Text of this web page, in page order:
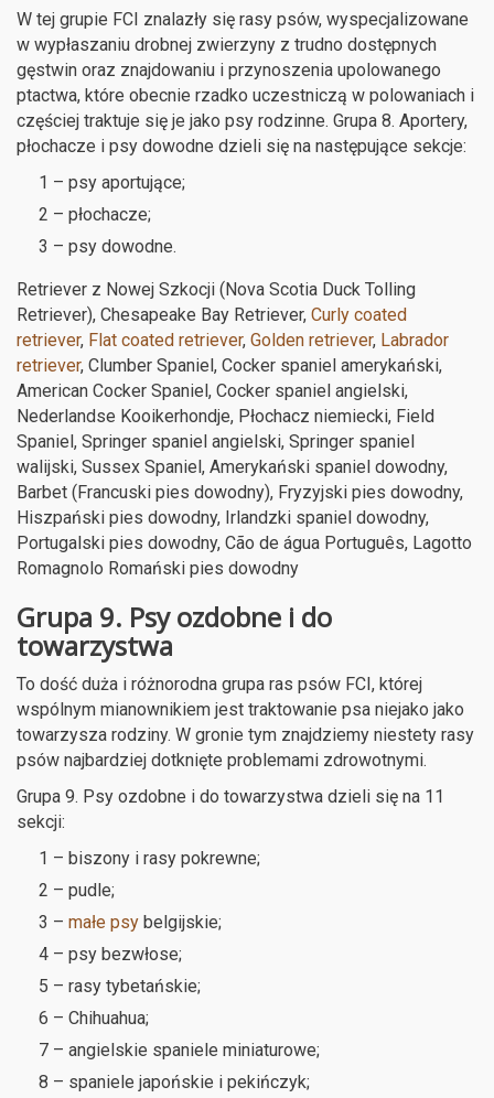
W tej grupie FCI znalazły się rasy psów, wyspecjalizowane
w wypłaszaniu drobnej zwierzyny z trudno dostępnych
gęstwin oraz znajdowaniu i przynoszenia upolowanego
ptactwa, które obecnie rzadko uczestniczą w polowaniach i
częściej traktuje się je jako psy rodzinne. Grupa 8. Aportery,
płochacze i psy dowodne dzieli się na następujące sekcje:
1 – psy aportujące;
2 – płochacze;
3 – psy dowodne.
Retriever z Nowej Szkocji (Nova Scotia Duck Tolling
Retriever), Chesapeake Bay Retriever, Curly coated
retriever, Flat coated retriever, Golden retriever, Labrador
retriever, Clumber Spaniel, Cocker spaniel amerykański,
American Cocker Spaniel, Cocker spaniel angielski,
Nederlandse Kooikerhondje, Płochacz niemiecki, Field
Spaniel, Springer spaniel angielski, Springer spaniel
walijski, Sussex Spaniel, Amerykański spaniel dowodny,
Barbet (Francuski pies dowodny), Fryzyjski pies dowodny,
Hiszpański pies dowodny, Irlandzki spaniel dowodny,
Portugalski pies dowodny, Cão de água Português, Lagotto
Romagnolo Romański pies dowodny
Grupa 9. Psy ozdobne i do
towarzystwa
To dość duża i różnorodna grupa ras psów FCI, której
wspólnym mianownikiem jest traktowanie psa niejako jako
towarzysza rodziny. W gronie tym znajdziemy niestety rasy
psów najbardziej dotknięte problemami zdrowotnymi.
Grupa 9. Psy ozdobne i do towarzystwa dzieli się na 11
sekcji:
1 – biszony i rasy pokrewne;
2 – pudle;
3 – małe psy belgijskie;
4 – psy bezwłose;
5 – rasy tybetańskie;
6 – Chihuahua;
7 – angielskie spaniele miniaturowe;
8 – spaniele japońskie i pekińczyk;